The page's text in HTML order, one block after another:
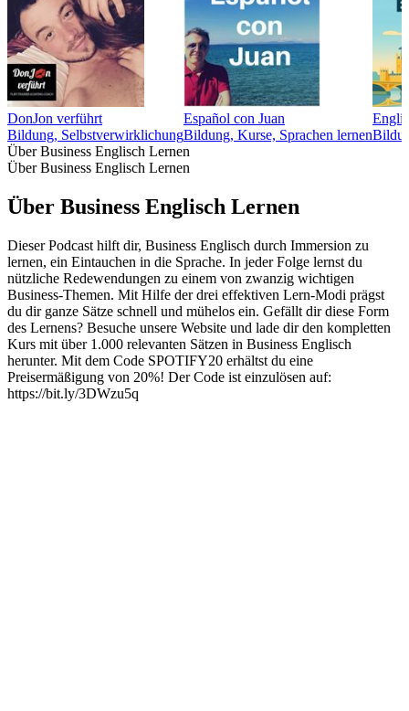
DonJon verführt
Bildung, Selbstverwirklichung
Español con Juan
Bildung, Kurse, Sprachen lernen
Über Business Englisch Lernen
Über Business Englisch Lernen
Über Business Englisch Lernen
Dieser Podcast hilft dir, Business Englisch durch Immersion zu
lernen, ein Eintauchen in die Sprache. In jeder Folge lernst du
nützliche Redewendungen zu einem von zwanzig wichtigen
Business-Themen. Mit Hilfe der drei effektiven Lern-Modi prägst
du dir ganze Sätze schnell und mühelos ein. Gefällt dir diese Form
des Lernens? Besuche unsere Website und lade dir den kompletten
Kurs mit über 1.000 relevanten Sätzen in Business Englisch
herunter. Mit dem Code SPOTIFY20 erhältst du eine
Preisermäßigung von 20%! Der Code ist einzulösen auf:
https://bit.ly/3DWzu5q